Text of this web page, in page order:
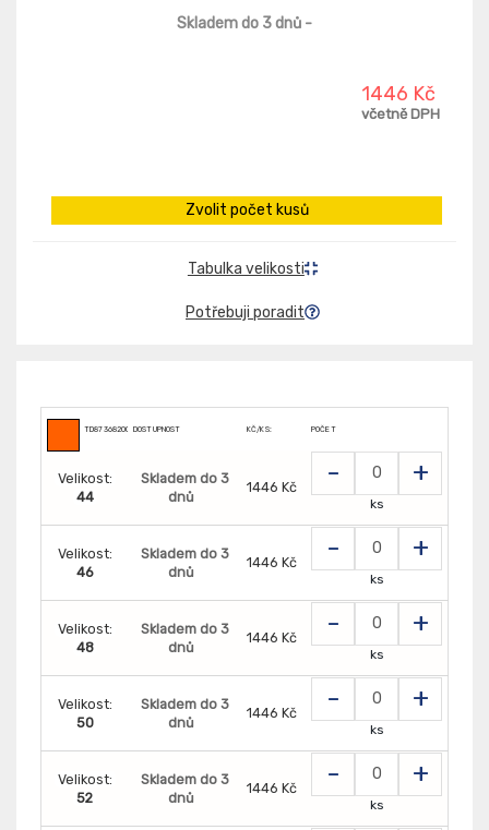
Skladem do 3 dnů -
1446 Kč
včetně DPH
Zvolit počet kusů
Tabulka velikosti
Potřebuji poradit
TD8736820000298DOSTUPNOST KČ/KS: POČET
Velikost:
44
Skladem do 3
dnů
1446 Kč - +
ks
Velikost:
46
Skladem do 3
dnů
1446 Kč - +
ks
Velikost:
48
Skladem do 3
dnů
1446 Kč - +
ks
Velikost:
50
Skladem do 3
dnů
1446 Kč - +
ks
Velikost:
52
Skladem do 3
dnů
1446 Kč - +
ks